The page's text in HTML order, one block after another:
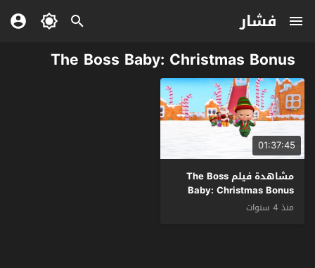
فشار
The Boss Baby: Christmas Bonus
01:37:45
مشاهدة فيلم The Boss
Baby: Christmas Bonus
2022 مترجم
منذ 4 سنوات